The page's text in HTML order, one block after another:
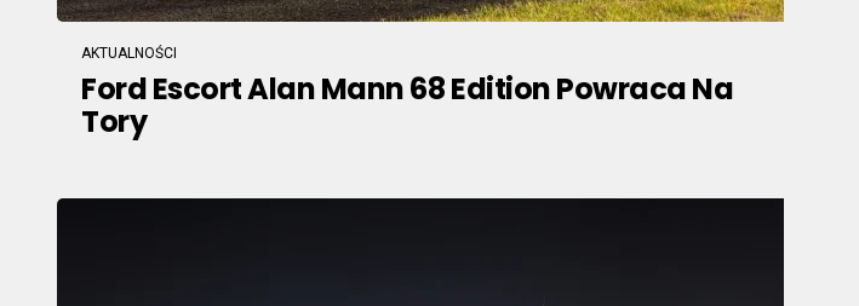
AKTUALNOŚCI
Ford Escort Alan Mann 68 Edition Powraca Na
Tory